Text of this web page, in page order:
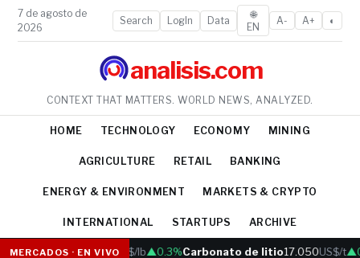
7 de agosto de
2026
Search LogIn Data
🌐
EN
A- A+ ◐
analisis.com
CONTEXT THAT MATTERS. WORLD NEWS, ANALYZED.
HOME TECHNOLOGY ECONOMY MINING
AGRICULTURE RETAIL BANKING
ENERGY & ENVIRONMENT MARKETS & CRYPTO
INTERNATIONAL STARTUPS ARCHIVE
MERCADOS · EN VIVO
Cobre6.05US$/lb▲0.3%Carbonato de litio17.050US$/t